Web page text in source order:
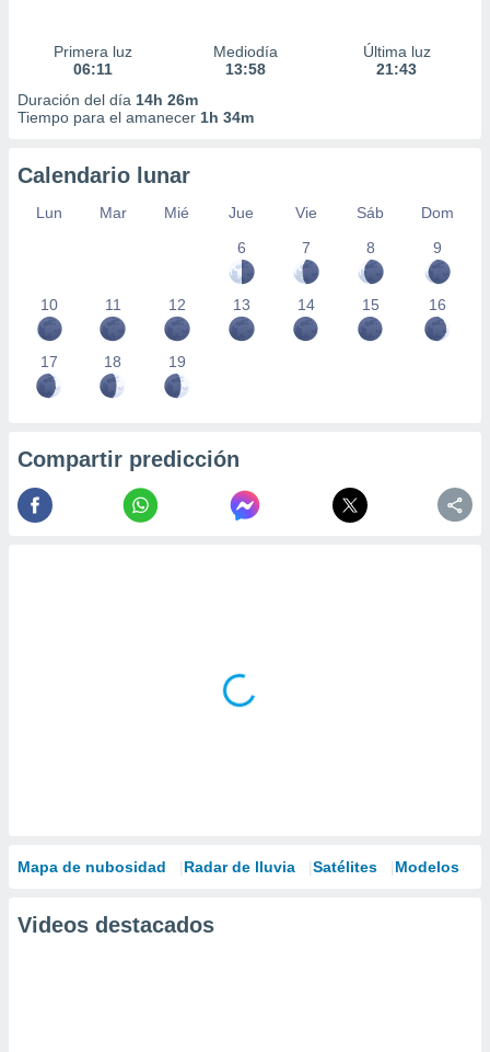
Primera luz
06:11
Mediodía
13:58
Última luz
21:43
Duración del día 14h 26m
Tiempo para el amanecer 1h 34m
Calendario lunar
Lun Mar Mié Jue Vie Sáb
Dom
6
7 8 9
10 11 12 13 14 15 16
17 18 19
Compartir predicción
Mapa de nubosidad Radar de lluvia Satélites Modelos
Videos destacados